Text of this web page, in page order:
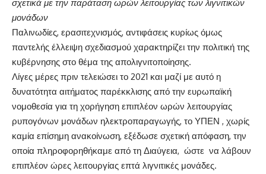
σχετικά με την παράταση ωρών λειτουργίας των λιγνιτικών
μονάδων
Παλινωδίες, ερασιτεχνισμός, αντιφάσεις κυρίως όμως
παντελής έλλειψη σχεδιασμού χαρακτηρίζει την πολιτική της
κυβέρνησης στο θέμα της απολιγνιτοποίησης.
Λίγες μέρες πριν τελειώσει το 2021 και μαζί με αυτό η
δυνατότητα αιτήματος παρέκκλισης από την ευρωπαϊκή
νομοθεσία για τη χορήγηση επιπλέον ωρών λειτουργίας
ρυπογόνων μονάδων ηλεκτροπαραγωγής, το ΥΠΕΝ , χωρίς
καμία επίσημη ανακοίνωση, εξέδωσε σχετική απόφαση, την
οποία πληροφορηθήκαμε από τη Διαύγεια, ώστε να λάβουν
επιπλέον ώρες λειτουργίας επτά λιγνιτικές μονάδες.